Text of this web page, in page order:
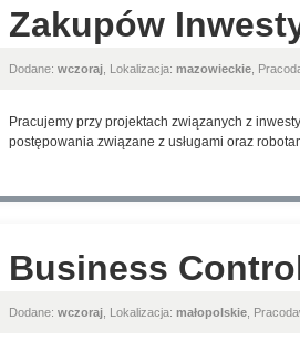
Zakupów
Dodane: wczoraj , Lokalizacja: mazowieckie ,
Pracujemy przy projektach związanych z
postępowania związane z usługami oraz
Business
Dodane: wczoraj , Lokalizacja: małopolskie ,